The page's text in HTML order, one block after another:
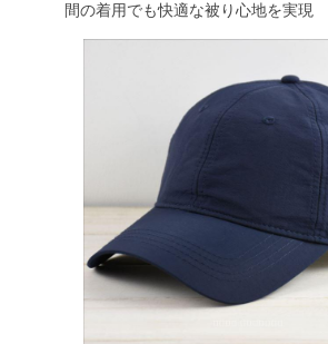
間の着用でも快適な被り心地を実現